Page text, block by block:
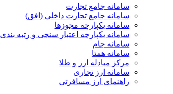
سامانه جامع تجارت
سامانه جامع تجارت داخلی (افق)
سامانه یکپارچه مجوزها
سامانه یکپارچه اعتبار سنجی و رتبه بندی
سامانه جام
سامانه همتا
مرکز مبادله ارز و طلا
سامانه ارز تجاری
راهنمای ارز مسافرتی